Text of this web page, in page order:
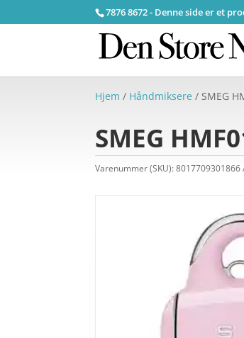
7876 8672 - Denne side er et
Hjem / Håndmiksere / SMEG
SMEG
Varenummer (SKU):8017709301866